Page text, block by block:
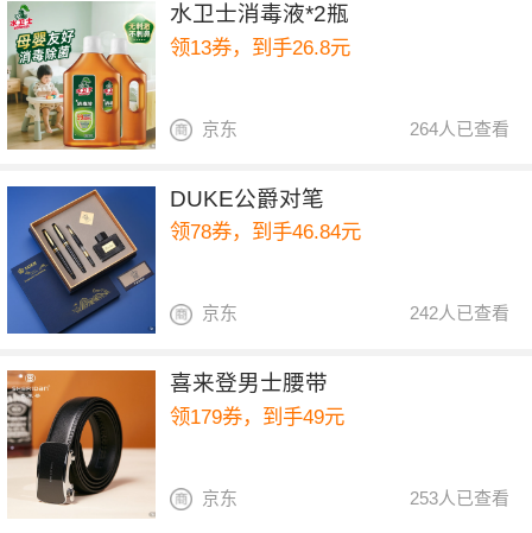
水卫士消毒液*2瓶
领13券，到手26.8元
264人已查看
京东
DUKE公爵对笔
领78券，到手46.84元
242人已查看
京东
喜来登男士腰带
领179券，到手49元
253人已查看
京东